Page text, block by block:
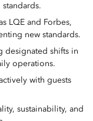
LQE and Forbes,
new standards.
designated shifts in
operations.
with guests
sustainability, and